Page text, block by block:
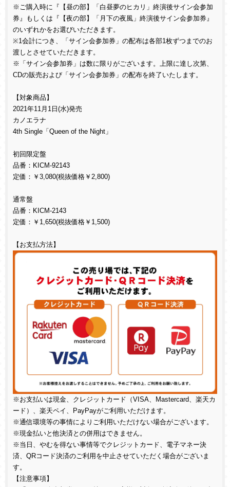
※ご購入時に『【昼の部】「白昼夢のヒカリ」終演後サイン会参加
券』もしくは『【夜の部】「月下の夜風」終演後サイン会参加券』
のいずれかをお選びいただきます。
※1会計につき、「サイン会参加券」の配布は各部1枚ずつまでのお
渡しとさせていただきます。
※「サイン会参加券」は数に限りがございます。上限に達し次第、
CDの販売および「サイン会参加券」の配布を終了いたします。
【対象商品】
2021年11月 1 日 (水)発売
カノエラナ
4th Single 「 Queen of the Night 」
初回限定盤
品番： KICM-92143
定価：￥ 3,080(税抜価格￥ 2,800)
通常盤
品番： KICM-2143
定価：￥ 1,650(税抜価格￥ 1,500)
【お支払方法】
※お支払いは現金、クレジットカード（VISA、 Mastercard、楽天カ
ード）、楽天ペイ、
PayPayがご利用いただけます。
※通信環境等の事情によりご利用いただけない場合がございます。
※現金払いと他決済との併用はできません。
※当日、やむを得ない事情等でクレジットカード、電子マネー決
済、 QRコード決済のご利用を中止させていただく場合がございま
す。
【注意事項】